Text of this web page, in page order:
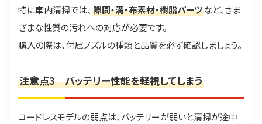
特に車内清掃では、 隙間・溝・布素材・樹脂パーツなど、さま
ざまな性質の汚れへの対応が必要です。
購入の際は、付属ノズルの種類と品質を必ず確認しましょう。
注意点3｜バッテリー性能を軽視してしまう
コードレスモデルの弱点は、バッテリーが弱いと清掃が途中